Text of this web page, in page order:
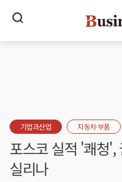
기업과산업 자동차·부품
포스코 실적 '쾌청',
실리나